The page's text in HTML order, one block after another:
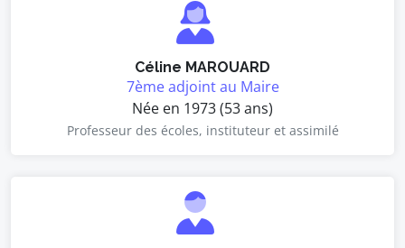
Céline MAROUARD
7ème adjoint au Maire
Née en 1973 (53 ans)
Professeur des écoles, instituteur et assimilé